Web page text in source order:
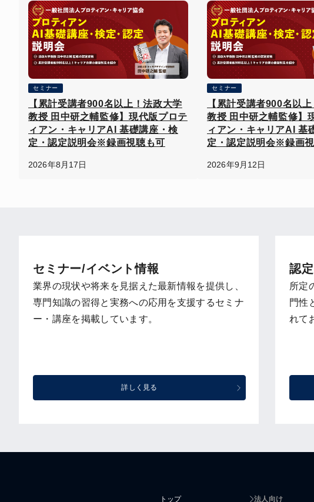
セミナー
【累計受講者900名以上！法政大学
教授 田中研之輔監修】現代版プロテ
ィアン・キャリアAI 基礎講座・検
定・認定説明会※録画視聴も可
2026年8月17日
セミナー
【累計受講者900名以
教授 田中研之輔監修】
ィアン・キャリアAI 基
定・認定説明会※録画
2026年9月12日
セミナー/イベント情報
業界の現状や将来を見据えた最新情報を提供し、
専門知識の習得と実務への応用を支援するセミナ
ー・講座を掲載しています。
詳しく見る
認
所定
門性
れて
トップ 法人向け